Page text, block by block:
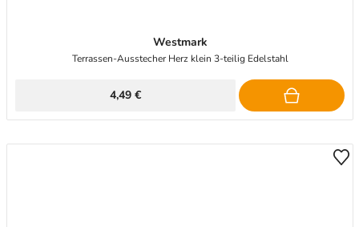
Westmark
Terrassen-Ausstecher Herz klein 3-teilig Edelstahl
4,49 €